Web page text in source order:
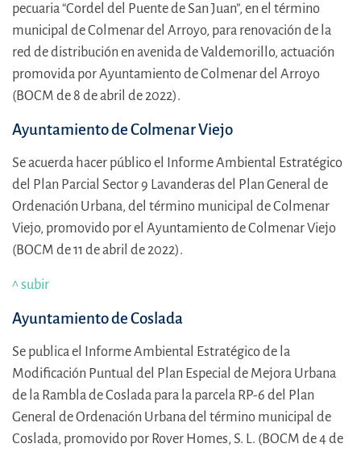
pecuaria “Cordel del Puente de San Juan”, en el término
municipal de Colmenar del Arroyo, para renovación de la
red de distribución en avenida de Valdemorillo, actuación
promovida por Ayuntamiento de Colmenar del Arroyo
(BOCM de 8 de abril de 2022).
Ayuntamiento de Colmenar Viejo
Se acuerda hacer público el Informe Ambiental Estratégico
del Plan Parcial Sector 9 Lavanderas del Plan General de
Ordenación Urbana, del término municipal de Colmenar
Viejo, promovido por el Ayuntamiento de Colmenar Viejo
(BOCM de 11 de abril de 2022).
^ subir
Ayuntamiento de Coslada
Se publica el Informe Ambiental Estratégico de la
Modificación Puntual del Plan Especial de Mejora Urbana
de la Rambla de Coslada para la parcela RP-6 del Plan
General de Ordenación Urbana del término municipal de
Coslada, promovido por Rover Homes, S. L. (BOCM de 4 de